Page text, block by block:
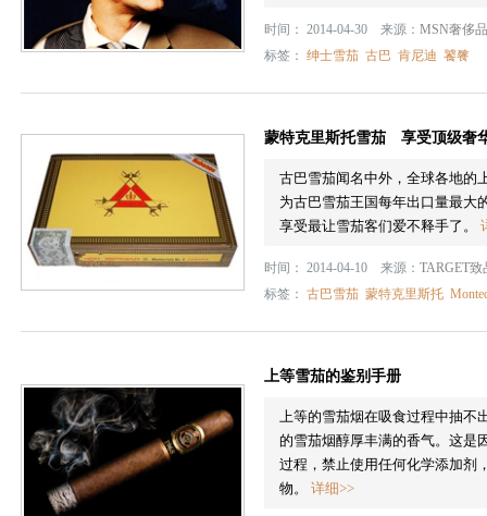
时间： 2014-04-30 来源： MSN奢侈品
标签： 绅士雪茄 古巴 肯尼迪 饕餮
蒙特克里斯托雪茄 享受顶级奢
古巴雪茄闻名中外，全球各地的
为古巴雪茄王国每年出口量最大
享受最让雪茄客们爱不释手了。
时间： 2014-04-10 来源： TARGET致
标签： 古巴雪茄 蒙特克里斯托
上等雪茄的鉴别手册
上等的雪茄烟在吸食过程中抽不
的雪茄烟醇厚丰满的香气。这是
过程，禁止使用任何化学添加剂
物。 详细>>